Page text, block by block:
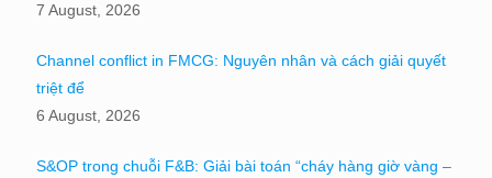
7 August, 2026
Channel conflict in FMCG: Nguyên nhân và cách giải quyết
triệt để
6 August, 2026
S&OP trong chuỗi F&B: Giải bài toán “cháy hàng giờ vàng –